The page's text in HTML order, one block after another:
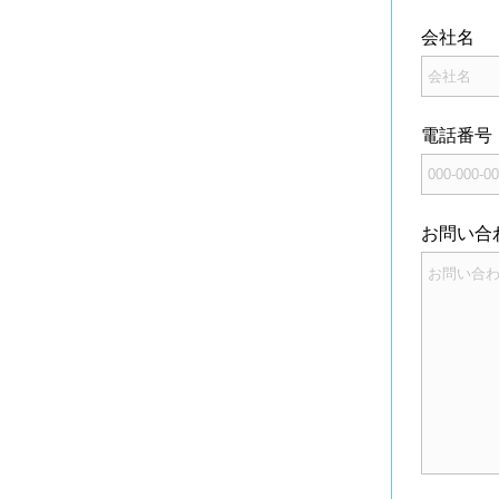
会社名
電話番号
お問い合